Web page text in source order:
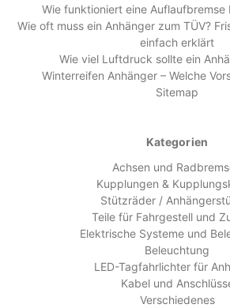
Wie funktioniert eine Auflaufbremse
Wie oft muss ein Anhänger zum TÜV?
einfach erklärt
Wie viel Luftdruck sollte ein
Winterreifen Anhänger – Welche
Sitemap
Kategorien
Achsen und
Kupplungen &
Stützräder /
Teile für Fahrgestell und
Elektrische Systeme und
Beleuchtung
LED-Tagfahrlichter für
Kabel und
Verschiedenes